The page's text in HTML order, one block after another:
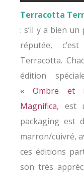
Terracotta
: s’il y a bien
réputée,
Terracotta.
édition
« Ombre et
Magnifica, est
packaging est
marron/cuivré,
ces éditions
son très